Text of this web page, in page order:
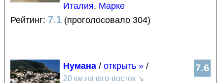
Италия, Марке
Рейтинг: 7.1 (проголосовало 304)
7.6
Нумана / открыть » /
20 км на юго-восток ↘